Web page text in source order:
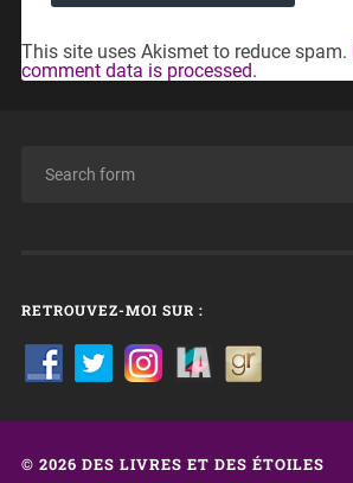
This site uses Akismet to reduce spam.
comment data is processed.
RETROUVEZ-MOI SUR :
© 2026 DES LIVRES ET DES ÉTOILES